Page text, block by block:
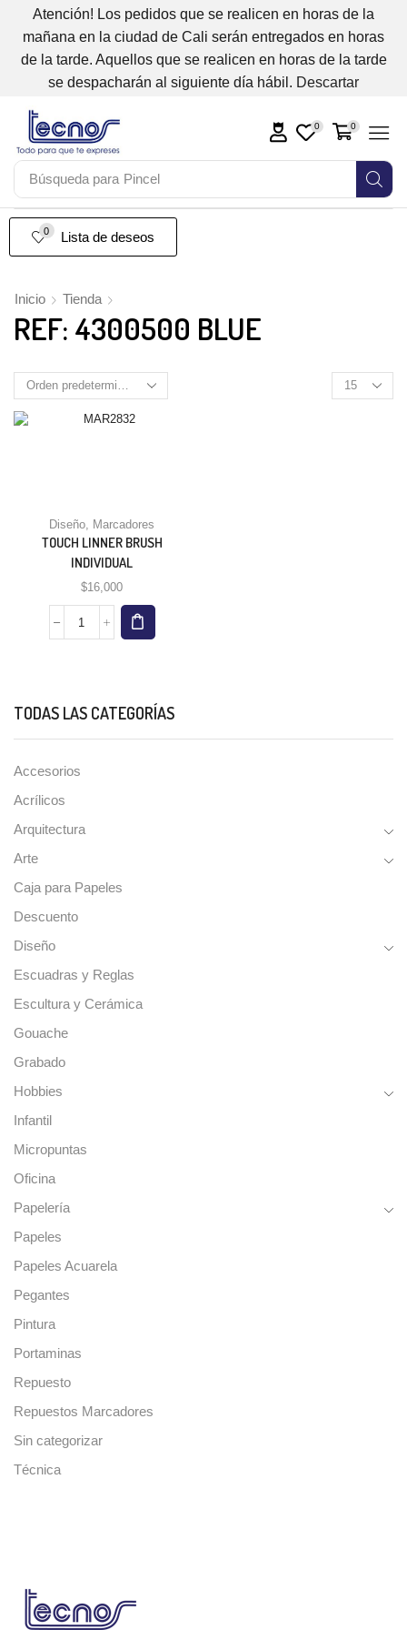
Atención! Los pedidos que se realicen en horas de la
mañana en la ciudad de Cali serán entregados en horas
de la tarde. Aquellos que se realicen en horas de la tarde
se despacharán al siguiente día hábil. Descartar
Búsqueda para Pincel
0 0
0 Lista de deseos
Inicio Tienda
REF: 4300500 BLUE
Diseño, Marcadores
TOUCH LINNER BRUSH
INDIVIDUAL
$16,000
TODAS LAS CATEGORÍAS
Accesorios
Acrílicos
Arquitectura
Arte
Caja para Papeles
Descuento
Diseño
Escuadras y Reglas
Escultura y Cerámica
Gouache
Grabado
Hobbies
Infantil
Micropuntas
Oficina
Papelería
Papeles
Papeles Acuarela
Pegantes
Pintura
Portaminas
Repuesto
Repuestos Marcadores
Sin categorizar
Técnica